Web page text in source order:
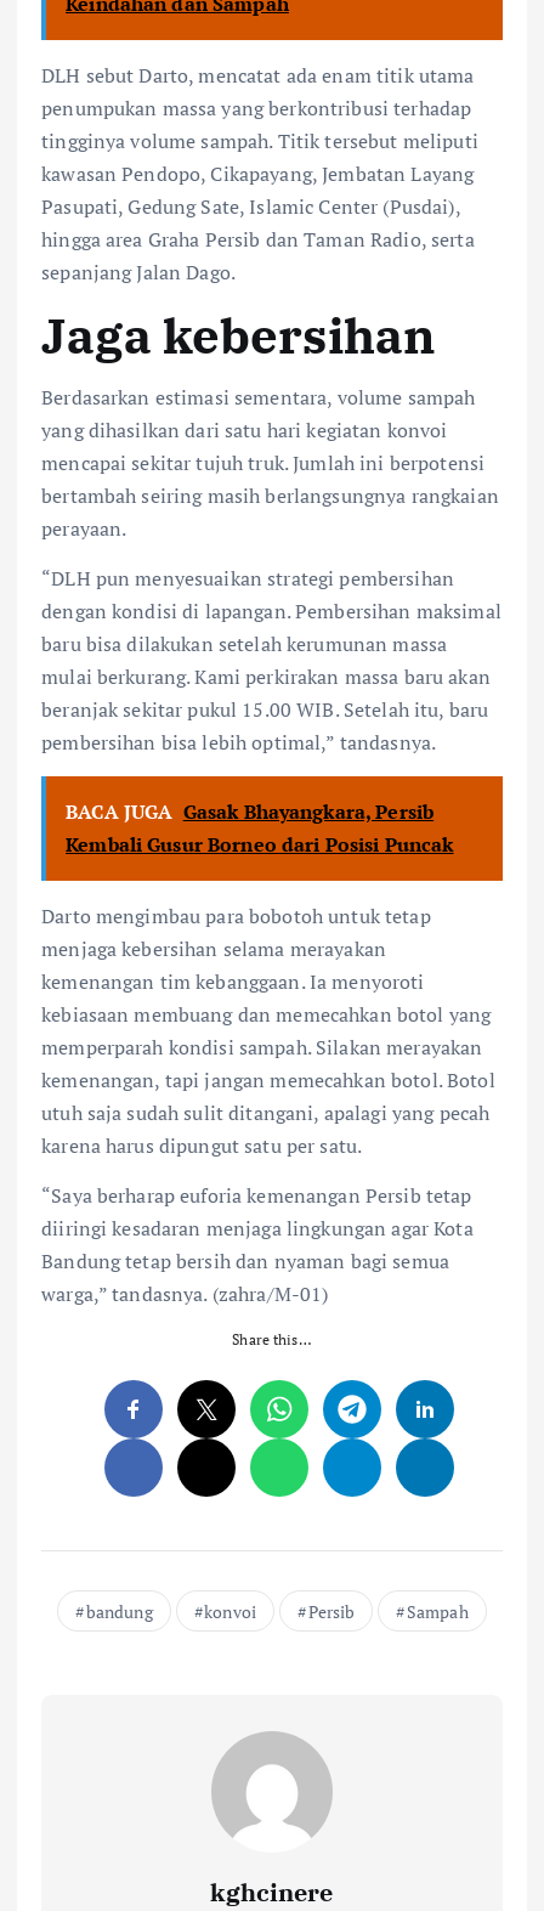
DLH sebut Darto, mencatat ada enam titik utama
penumpukan massa yang berkontribusi terhadap
tingginya volume sampah. Titik tersebut meliputi
kawasan Pendopo, Cikapayang, Jembatan Layang
Pasupati, Gedung Sate, Islamic Center (Pusdai),
hingga area Graha Persib dan Taman Radio, serta
sepanjang Jalan Dago.
Jaga kebersihan
Berdasarkan estimasi sementara, volume sampah
yang dihasilkan dari satu hari kegiatan konvoi
mencapai sekitar tujuh truk. Jumlah ini berpotensi
bertambah seiring masih berlangsungnya rangkaian
perayaan.
“DLH pun menyesuaikan strategi pembersihan
dengan kondisi di lapangan. Pembersihan maksimal
baru bisa dilakukan setelah kerumunan massa
mulai berkurang. Kami perkirakan massa baru akan
beranjak sekitar pukul 15.00 WIB. Setelah itu, baru
pembersihan bisa lebih optimal,” tandasnya.
BACA JUGA Gasak Bhayangkara, Persib
Kembali Gusur Borneo dari Posisi Puncak
Darto mengimbau para bobotoh untuk tetap
menjaga kebersihan selama merayakan
kemenangan tim kebanggaan. Ia menyoroti
kebiasaan membuang dan memecahkan botol yang
memperparah kondisi sampah. Silakan merayakan
kemenangan, tapi jangan memecahkan botol. Botol
utuh saja sudah sulit ditangani, apalagi yang pecah
karena harus dipungut satu per satu.
“Saya berharap euforia kemenangan Persib tetap
diiringi kesadaran menjaga lingkungan agar Kota
Bandung tetap bersih dan nyaman bagi semua
warga,” tandasnya. (zahra/M-01)
Share this…
bandung konvoi Persib Sampah
kghcinere